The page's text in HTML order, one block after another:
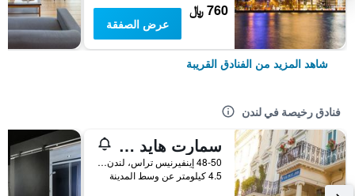
760 ﷼
عرض الصفقة
شاهد المزيد من الفنادق القريبة
فنادق رخيصة في لندن
سمارت هايد بارك إن هوستل
48-50 إينفيرنيس تراس، لندن ، المملكة المتحدة, لندن, المملكة المتحدة
4.5 كيلومتر عن وسط المدينة